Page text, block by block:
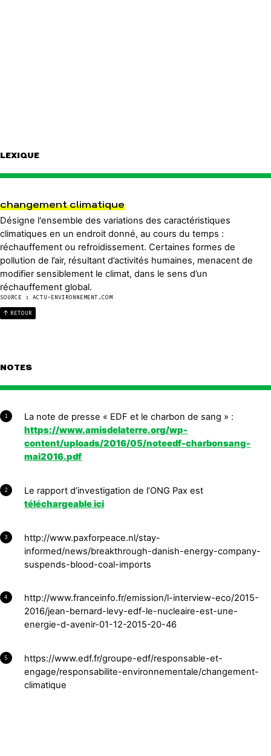
LEXIQUE
changement climatique
Désigne l'ensemble des variations des caractéristiques
climatiques en un endroit donné, au cours du temps :
réchauffement ou refroidissement. Certaines formes de
pollution de l’air, résultant d’activités humaines, menacent de
modifier sensiblement le climat, dans le sens d’un
réchauffement global.
SOURCE : ACTU-ENVIRONNEMENT.COM
RETOUR
NOTES
1
La note de presse « EDF et le charbon de sang » :
https://www.amisdelaterre.org/wp-
content/uploads/2016/05/noteedf-charbonsang-
mai2016.pdf
2
Le rapport d’investigation de l’ONG Pax est
téléchargeable ici
3
http://www.paxforpeace.nl/stay-
informed/news/breakthrough-danish-energy-company-
suspends-blood-coal-imports
4
http://www.franceinfo.fr/emission/l-interview-eco/2015-
2016/jean-bernard-levy-edf-le-nucleaire-est-une-
energie-d-avenir-01-12-2015-20-46
5
https://www.edf.fr/groupe-edf/responsable-et-
engage/responsabilite-environnementale/changement-
climatique